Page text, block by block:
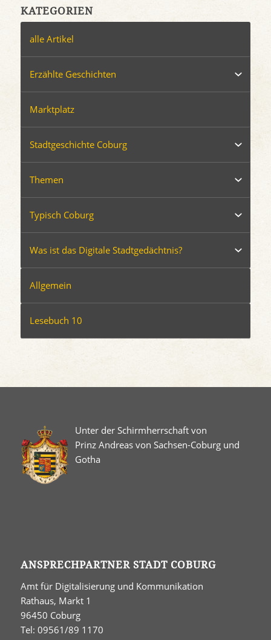
KATEGORIEN
alle Artikel
Erzählte Geschichten
Marktplatz
Stadtgeschichte Coburg
Themen
Typisch Coburg
Was ist das Digitale Stadtgedächtnis?
Allgemein
Lesebuch 10
Unter der Schirmherrschaft von
Prinz Andreas von Sachsen-Coburg und
Gotha
ANSPRECHPARTNER STADT COBURG
Amt für Digitalisierung und Kommunikation
Rathaus, Markt 1
96450 Coburg
Tel: 09561/89 1170